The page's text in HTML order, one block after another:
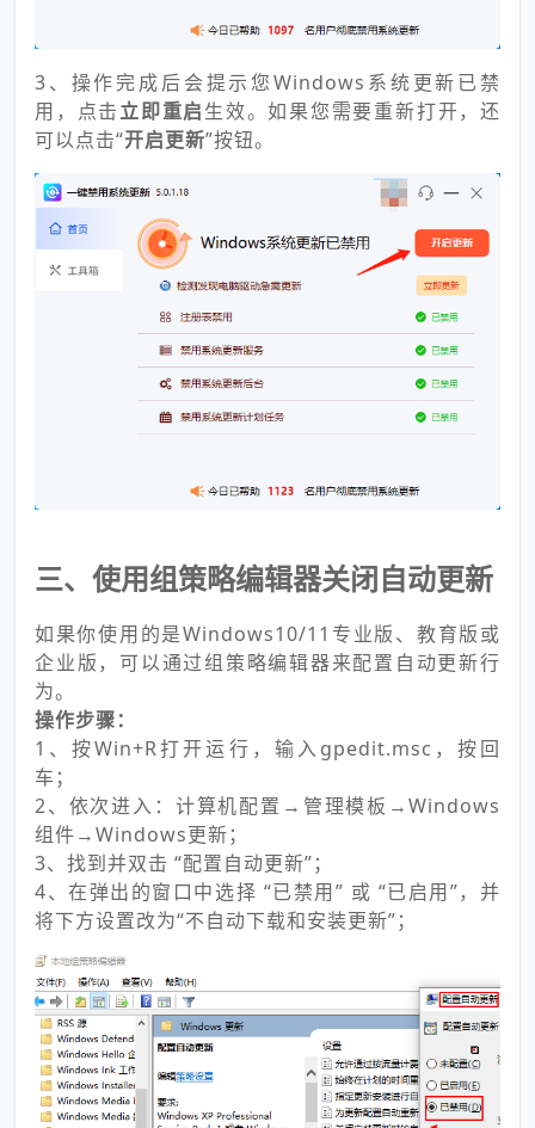
3、操作完成后会提示您Windows系统更新已禁
用，点击立即重启生效。如果您需要重新打开，还
可以点击“开启更新”按钮。
三、使用组策略编辑器关闭自动更新
如果你使用的是Windows10/11专业版、教育版或
企业版，可以通过组策略编辑器来配置自动更新行
为。
操作步骤：
1、按Win+R打开运行，输入gpedit.msc，按回
车；
2、依次进入：计算机配置→管理模板→Windows
组件→Windows更新；
3、找到并双击 “配置自动更新”；
4、在弹出的窗口中选择 “已禁用” 或 “已启用”，并
将下方设置改为“不自动下载和安装更新”；